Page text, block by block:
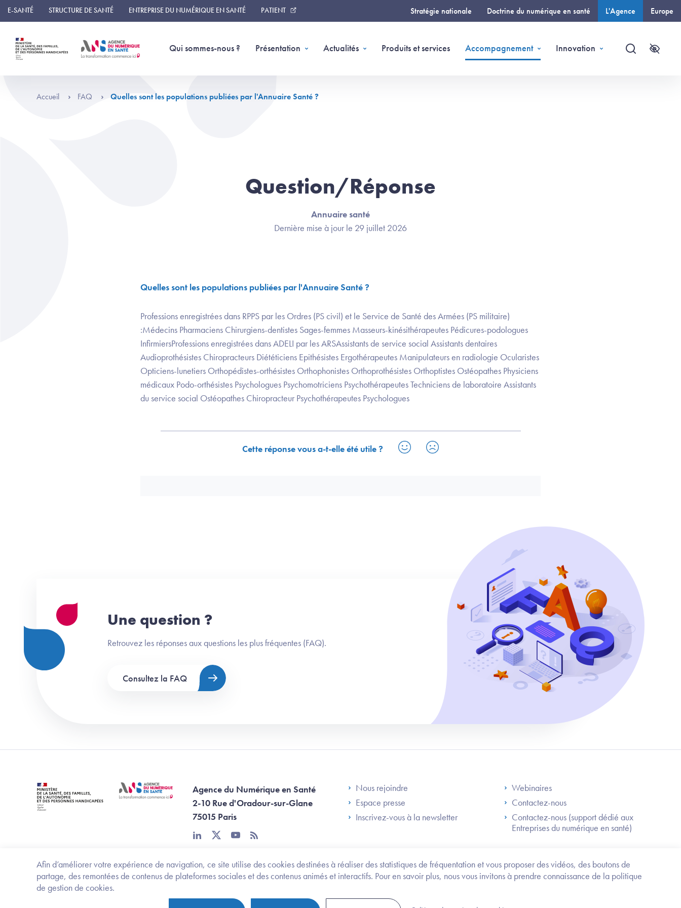
Panneau de gestion des cookies
Afin d’améliorer votre expérience de navigation, ce site utilise des cookies destinées à réaliser des statistiques de fréquentation et vous proposer des vidéos, des boutons de
partage, des remontées de contenus de plateformes sociales et des contenus animés et interactifs. Pour en savoir plus, nous vous invitons à prendre connaissance de la politique
de gestion de cookies.
E-SANTÉ STRUCTURE DE SANTÉ ENTREPRISE DU NUMÉRIQUE EN SANTÉ PATIENT Stratégie nationale Doctrine du numérique en santé L'Agence Europe
Qui sommes-nous ? Présentation Actualités Produits et services Accompagnement Innovation
Recherche
Trouvez
Accueil FAQ Quelles sont les populations publiées par l'Annuaire Santé ?
Question/Réponse
Annuaire santé
Dernière mise à jour le 29 juillet 2026
Quelles sont les populations publiées par l'Annuaire Santé ?
Professions enregistrées dans RPPS par les Ordres (PS civil) et le Service de Santé des Armées (PS militaire)
:Médecins Pharmaciens Chirurgiens-dentistes Sages-femmes Masseurs-kinésithérapeutes Pédicures-podologues
InfirmiersProfessions enregistrées dans ADELI par les ARSAssistants de service social Assistants dentaires
Audioprothésistes Chiropracteurs Diététiciens Epithésistes Ergothérapeutes Manipulateurs en radiologie Ocularistes
Opticiens-lunetiers Orthopédistes-orthésistes Orthophonistes Orthoprothésistes Orthoptistes Ostéopathes Physiciens
médicaux Podo-orthésistes Psychologues Psychomotriciens Psychothérapeutes Techniciens de laboratoire Assistants
du service social Ostéopathes Chiropracteur Psychothérapeutes Psychologues
Cette réponse vous a-t-elle été utile ?
Une question ?
Retrouvez les réponses aux questions les plus fréquentes (FAQ).
Consultez la FAQ
Agence du Numérique en Santé
2-10 Rue d'Oradour-sur-Glane
75015 Paris
linkedintwitteryoutube
rss
Footer Left ANS
Nous rejoindre
Espace presse
Inscrivez-vous à la newsletter
Footer Right ANS
Webinaires
Contactez-nous
Contactez-nous (support dédié aux
Entreprises du numérique en santé)
Footer Bottom ANS
Ministère de la santé, des familles, de l'autonomie et des personnes handicapées Legifrance.gouv.fr